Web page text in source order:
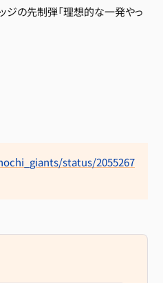
ジの先制弾「理想的な一発やっ
status/2055267